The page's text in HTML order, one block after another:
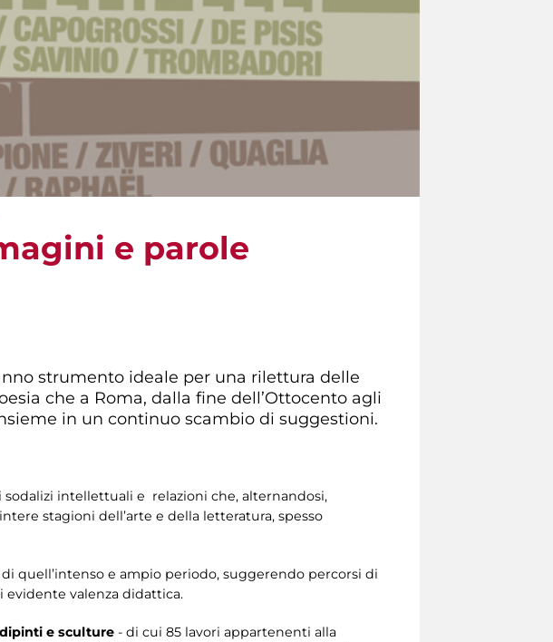
e parole
strumento ideale per una rilettura delle
che a Roma, dalla fine dell’Ottocento agli
in un continuo scambio di suggestioni.
intellettuali e relazioni che, alternandosi,
stagioni dell’arte e della letteratura, spesso
quell’intenso e ampio periodo, suggerendo percorsi di
evidente valenza didattica.
e sculture - di cui 85 lavori appartenenti alla